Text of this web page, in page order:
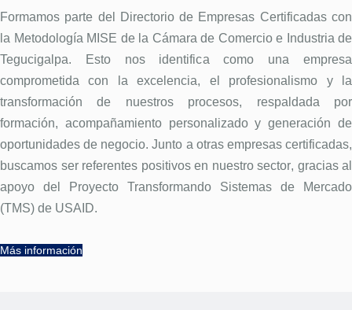
Formamos parte del
Directorio de Empresas Certificadas con
la Metodología MISE de la Cámara de Comercio e Industria de
Tegucigalpa. Esto nos identifica como una empresa
comprometida con laexcelencia, el profesionalismo y la
transformación de nuestros procesos, respaldada por
formación, acompañamiento personalizado y generación de
oportunidades de negocio. Junto a otras empresas certificadas,
buscamos ser referentes positivos en nuestro sector, gracias al
apoyo del
Proyecto Transformando Sistemas de Mercado
(TMS) de USAID.
Más información